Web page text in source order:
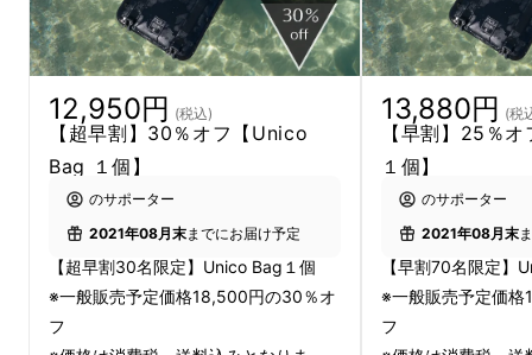
Unicoはその1.5cmのボディに実に20以上の機
能を備え、生活のあらゆるシーンでの便利な使
用を実現します。
12,950円 (税込)
【超早割】30％オフ【Unico
Bag １個】
のサポーター
2021年08月末までにお届け予定
【超早割30名限定】Unico Bag１個
※一般販売予定価格18,500円の30％オ
フ
13,880円 (税
【早割】25％
１個】
のサポーター
2021年08月末
【早割70名限定】
※一般販売予定価
フ